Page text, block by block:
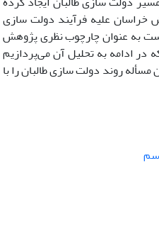
خراسان علیه فرآیند دولت سازی
به عنوان چارچوب نظری پژوهش
در ادامه به تحلیل آن می‌پردازیم
روند دولت سازی طالبان را با